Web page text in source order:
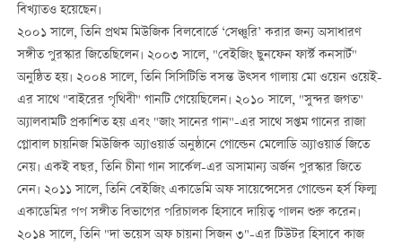
বিখ্যাতও হয়েছেন।
২০০১ সালে, তিনি প্রথম মিউজিক বিলবোর্ডে ‘সেঞ্চুরি’ করার জন্য অসাধারণ
সঙ্গীত পুরস্কার জিতেছিলেন। ২০০৩ সালে, "বেইজিং ছুনফেন ফার্স্ট কনসার্ট"
অনুষ্ঠিত হয়। ২০০৪ সালে, তিনি সিসিটিভি বসন্ত উত্সব গালায় মো ওয়েন ওয়েই-
এর সাথে "বাইরের পৃথিবী" গানটি গেয়েছিলেন। ২০১০ সালে, "সুন্দর জগত"
অ্যালবামটি প্রকাশিত হয় এবং "জাং সানের গান"-এর সাথে সপ্তম গানের রাজা
গ্লোবাল চায়নিজ মিউজিক অ্যাওয়ার্ড অনুষ্ঠানে গোল্ডেন মেলোডি অ্যাওয়ার্ড জিতে
নেয়। একই বছর, তিনি চীনা গান সার্কেল-এর অসামান্য অর্জন পুরস্কার জিতে
নেন। ২০১১ সালে, তিনি বেইজিং একাডেমি অফ সায়েন্সেসের গোল্ডেন হর্স ফিল্ম
একাডেমির পপ সঙ্গীত বিভাগের পরিচালক হিসাবে দায়িত্ব পালন শুরু করেন।
২০১৪ সালে, তিনি "দা ভয়েস অফ চায়না সিজন ৩"-এর টিউটর হিসাবে কাজ